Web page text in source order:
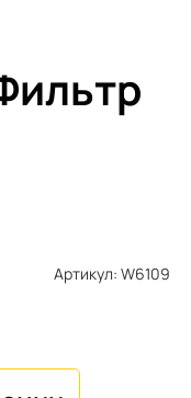
Артикул: W6109